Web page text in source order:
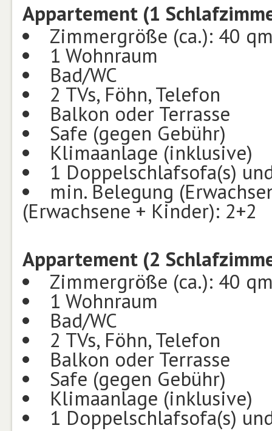
Appartement (1
Zimmergröße (ca.): 40
1 Wohnraum
Bad/WC
2 TVs, Föhn, Telefon
Balkon oder Terrasse
Safe (gegen Gebühr)
Klimaanlage (inklusive)
1 Doppelschlafsofa(s)
min. Belegung
(Erwachsene + Kinder): 2+2
Appartement (2
Zimmergröße (ca.): 40
1 Wohnraum
Bad/WC
2 TVs, Föhn, Telefon
Balkon oder Terrasse
Safe (gegen Gebühr)
Klimaanlage (inklusive)
1 Doppelschlafsofa(s)